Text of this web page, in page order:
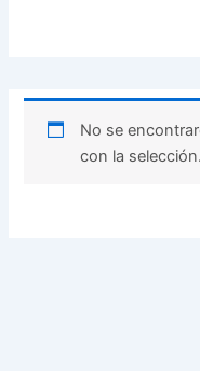
No se
con la selección.